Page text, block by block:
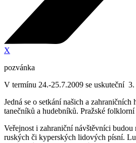
X
pozvánka
V termínu 24.-25.7.2009 se uskuteční
Jedná se o setkání našich a
tanečníků a hudebníků. Pražské
Veřejnost i zahraniční návštěvníci
ruských či kyperských lidových písní.